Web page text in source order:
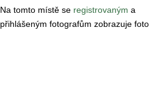
Na tomto místě se registrovaným a
přihlášeným fotografům zobrazuje